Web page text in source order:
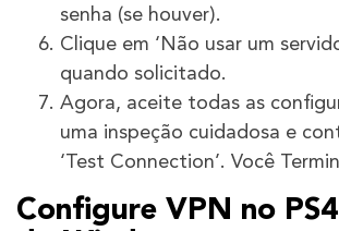
senha (se houver).
Clique em ‘Não usar um
quando solicitado.
Agora, aceite todas as
uma inspeção cuidadosa e
‘Test Connection’. Você
Configure VPN no